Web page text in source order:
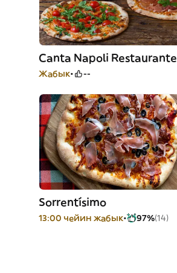
Canta Napoli Restaurante
Жабык --
Sorrentísimo
13:00 чейин жабык 97%(14)